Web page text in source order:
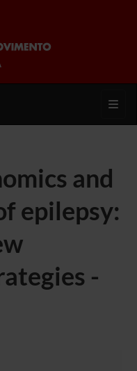
and
epilepsy:
-